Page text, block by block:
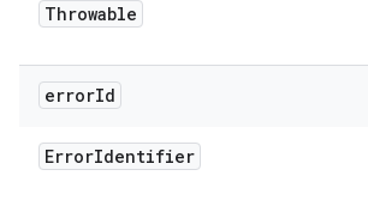
Throwable
errorId
ErrorIdentifier